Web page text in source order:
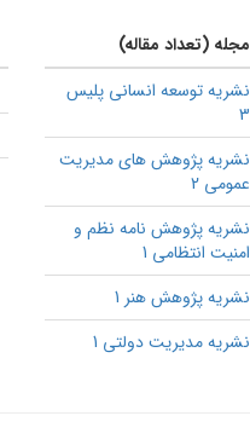
مجله (تعداد مقاله)
نشریه توسعه انسانی پلیس
3
نشریه پژوهش های مدیریت
عمومی 2
نشریه پژوهش نامه نظم و
امنیت انتظامی 1
نشریه پژوهش هنر 1
نشریه مدیریت دولتی 1